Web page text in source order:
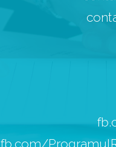
fb.com/